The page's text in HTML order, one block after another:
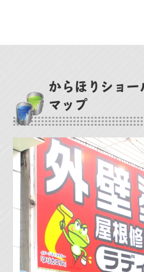
からほりショ
マップ